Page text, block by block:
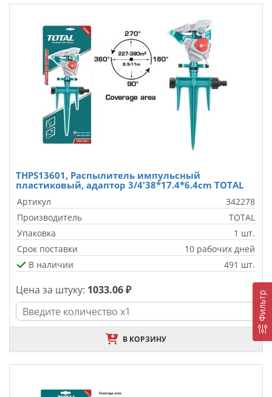
Фильтр
THPS13601, Pаспылитель импульсный
пластиковый, адаптор 3/4'38*17.4*6.4cm TOTAL
Артикул
342278
Производитель
TOTAL
Упаковка
1 шт.
Срок поставки
10 рабочих дней
В наличии
491 шт.
Цена за штуку: 1033.06 ₽
В КОРЗИНУ